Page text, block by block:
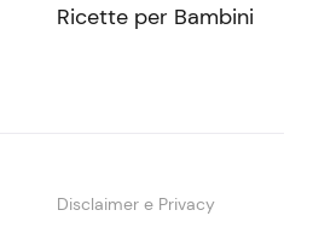
Ricette per Bambini
Disclaimer e Privacy